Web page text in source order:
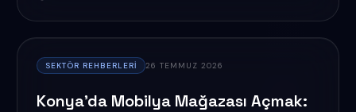
SEKTÖR REHBERLERI 26 TEMMUZ 2026
Konya'da Mobilya Mağazası Açmak: